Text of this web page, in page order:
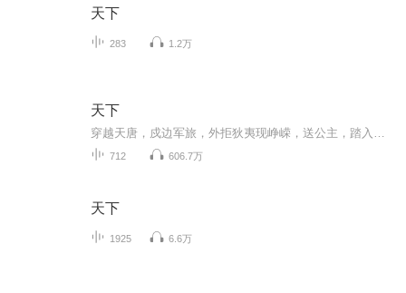
天下
283 1.2万
天下
712 606.7万
天下
1925 6.6万